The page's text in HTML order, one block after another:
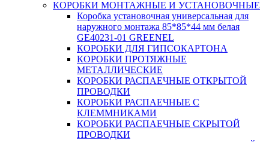
КОРОБКИ МОНТАЖНЫЕ И УСТАНОВОЧНЫЕ
Коробка установочная универсальная для
наружного монтажа 85*85*44 мм белая
GE40231-01 GREENEL
КОРОБКИ ДЛЯ ГИПСОКАРТОНА
КОРОБКИ ПРОТЯЖНЫЕ
МЕТАЛЛИЧЕСКИЕ
КОРОБКИ РАСПАЕЧНЫЕ ОТКРЫТОЙ
ПРОВОДКИ
КОРОБКИ РАСПАЕЧНЫЕ С
КЛЕММНИКАМИ
КОРОБКИ РАСПАЕЧНЫЕ СКРЫТОЙ
ПРОВОДКИ